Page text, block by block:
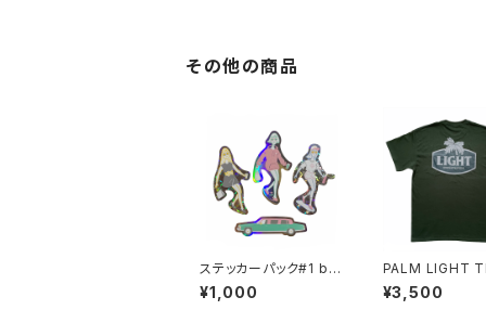
その他の商品
ステッカーパック#1 by
苦虫ツヨシ
¥1,000
PALM LIGHT
SUNDAYS
¥3,500